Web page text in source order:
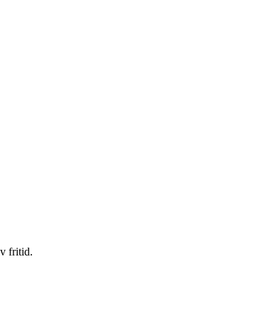
fritid.